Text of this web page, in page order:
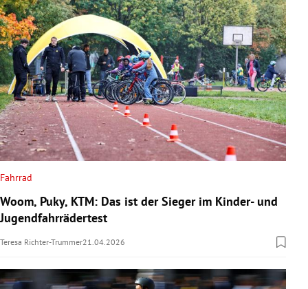
Untermenü
Untermenü
Fahrrad
Woom, Puky, KTM: Das ist der Sieger im Kinder- und
Jugendfahrrädertest
Teresa Richter-Trummer21.04.2026